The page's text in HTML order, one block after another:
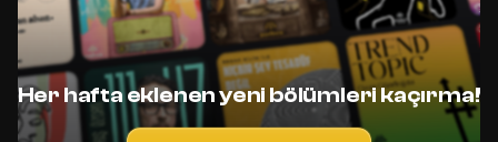
Her hafta eklenen yeni bölümleri kaçırma!